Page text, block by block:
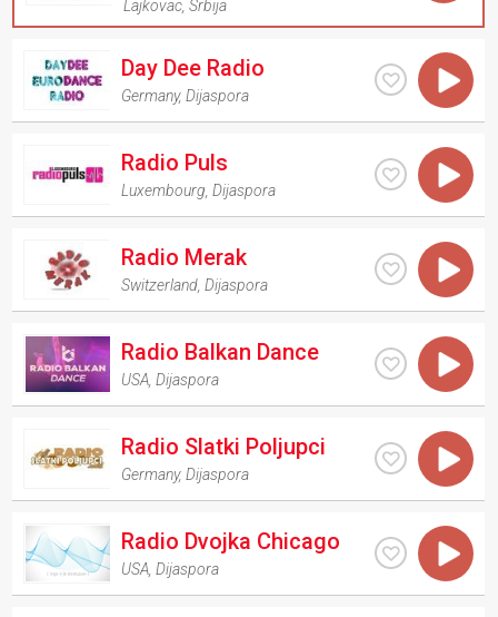
Lajkovac ,Srbija
Day Dee Radio
Germany,Dijaspora
Radio Puls
Luxembourg ,Dijaspora
Radio Merak
Switzerland ,Dijaspora
Radio Balkan Dance
USA ,Dijaspora
Radio Slatki Poljupci
Germany,Dijaspora
Radio Dvojka Chicago
USA ,Dijaspora